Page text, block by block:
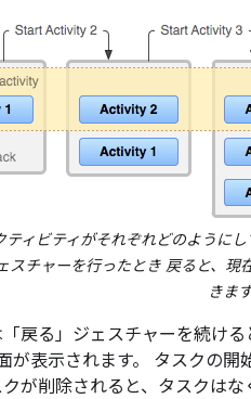
ティビティがそれぞれどのように
スチャーを行ったとき 戻ると、
きます
戻る」ジェスチャーを続け
が表示されます。 タスクの
が削除されると、タスクはな